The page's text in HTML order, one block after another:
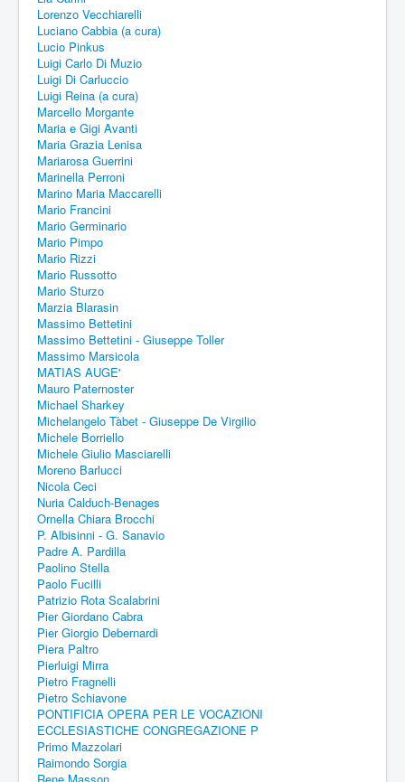
Lorenzo Vecchiarelli
Luciano Cabbia (a cura)
Lucio Pinkus
Luigi Carlo Di Muzio
Luigi Di Carluccio
Luigi Reina (a cura)
Marcello Morgante
Maria e Gigi Avanti
Maria Grazia Lenisa
Mariarosa Guerrini
Marinella Perroni
Marino Maria Maccarelli
Mario Francini
Mario Germinario
Mario Pimpo
Mario Rizzi
Mario Russotto
Mario Sturzo
Marzia Blarasin
Massimo Bettetini
Massimo Bettetini - Giuseppe Toller
Massimo Marsicola
MATIAS AUGE'
Mauro Paternoster
Michael Sharkey
Michelangelo Tàbet - Giuseppe De Virgilio
Michele Borriello
Michele Giulio Masciarelli
Moreno Barlucci
Nicola Ceci
Nuria Calduch-Benages
Ornella Chiara Brocchi
P. Albisinni - G. Sanavio
Padre A. Pardilla
Paolino Stella
Paolo Fucilli
Patrizio Rota Scalabrini
Pier Giordano Cabra
Pier Giorgio Debernardi
Piera Paltro
Pierluigi Mirra
Pietro Fragnelli
Pietro Schiavone
PONTIFICIA OPERA PER LE VOCAZIONI
ECCLESIASTICHE CONGREGAZIONE P
Primo Mazzolari
Raimondo Sorgia